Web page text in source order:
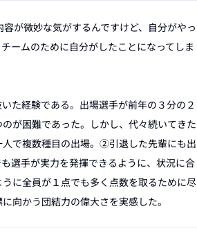
が微妙な気がするんですけど、自分がやっ
ームのために自分がしたことになってしま
た経験である。出場選手が前年の３分の２
が困難であった。しかし、代々続いてきた
で複数種目の出場。②引退した先輩にも出
選手が実力を発揮できるように、状況に合
に全員が１点でも多く点数を取るために尽
向かう団結力の偉大さを実感した。